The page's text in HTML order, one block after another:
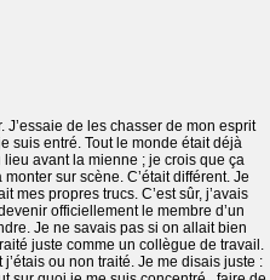
de les chasser de mon esprit
suis entré. Tout le monde était déjà
avant la mienne ; je crois que ça
sur scène. C’était différent. Je
mes propres trucs. C’est sûr, j’avais
officiellement le membre d’un
Je ne savais pas si on allait bien
juste comme un collègue de travail.
ou non traité. Je me disais juste :